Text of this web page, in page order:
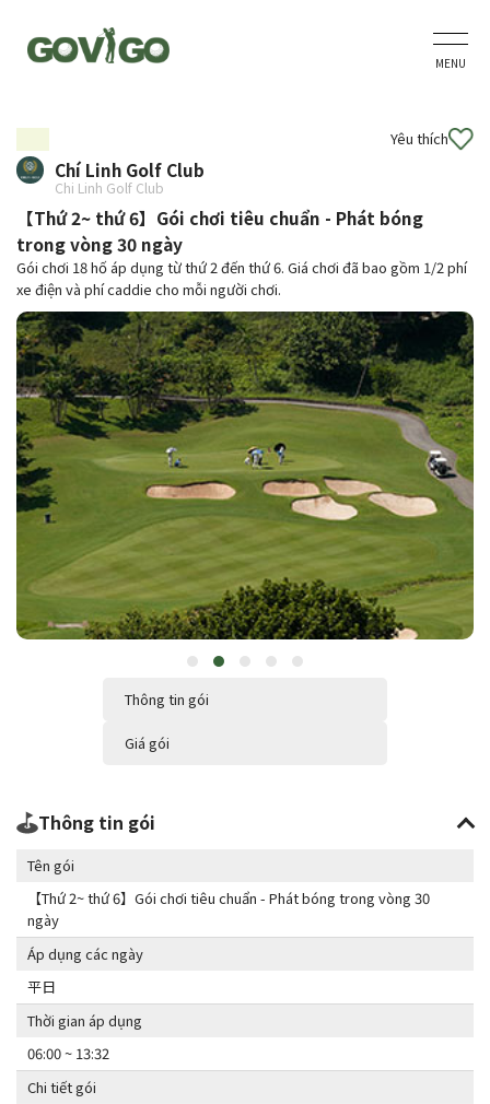
MENU
Yêu thích
Chí Linh Golf Club
Chi Linh Golf Club
【Thứ 2~ thứ 6】Gói chơi tiêu chuẩn - Phát bóng
trong vòng 30 ngày
Gói chơi 18 hố áp dụng từ thứ 2 đến thứ 6. Giá chơi đã bao gồm 1/2 phí
xe điện và phí caddie cho mỗi người chơi.
Thông tin gói
Giá gói
Thông tin gói
Tên gói
【Thứ 2~ thứ 6】Gói chơi tiêu chuẩn - Phát bóng trong vòng 30
ngày
Áp dụng các ngày
平日
Thời gian áp dụng
06:00 ~ 13:32
Chi tiết gói